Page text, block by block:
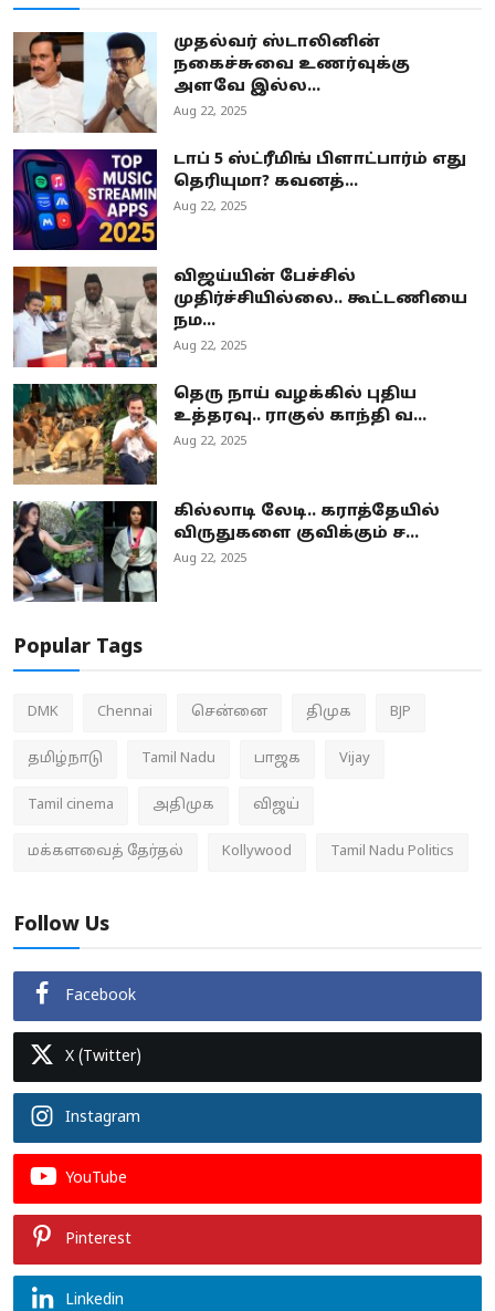
முதல்வர் ஸ்டாலினின்
நகைச்சுவை உணர்வுக்கு
அளவே இல்ல...
Aug 22, 2025
டாப் 5 ஸ்ட்ரீமிங் பிளாட்பார்ம் எது
தெரியுமா? கவனத்...
Aug 22, 2025
விஜய்யின் பேச்சில்
முதிர்ச்சியில்லை.. கூட்டணியை
நம...
Aug 22, 2025
தெரு நாய் வழக்கில் புதிய
உத்தரவு.. ராகுல் காந்தி வ...
Aug 22, 2025
கில்லாடி லேடி.. கராத்தேயில்
விருதுகளை குவிக்கும் ச...
Aug 22, 2025
Popular Tags
DMK Chennai சென்னை திமுக BJP
தமிழ்நாடு Tamil Nadu பாஜக Vijay
Tamil cinema அதிமுக விஜய்
மக்களவைத் தேர்தல் Kollywood Tamil Nadu Politics
Follow Us
Facebook
X (Twitter)
Instagram
YouTube
Pinterest
Linkedin